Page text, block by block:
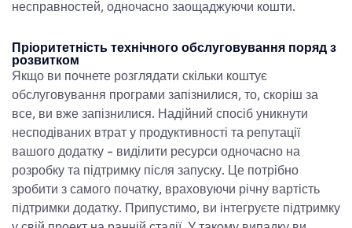
несправностей, одночасно заощаджуючи кошти.
Пріоритетність технічного обслуговування поряд з
розвитком
Якщо ви почнете розглядати скільки коштує
обслуговування програми запізнилися, то, скоріш за
все, ви вже запізнилися. Надійний спосіб уникнути
несподіваних втрат у продуктивності та репутації
вашого додатку - виділити ресурси одночасно на
розробку та підтримку після запуску. Це потрібно
зробити з самого початку, враховуючи річну вартість
підтримки додатку. Припустимо, ви інтегруєте підтримку